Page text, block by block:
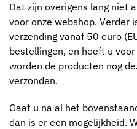
Dat zijn overigens lang niet
voor onze webshop. Verder
verzending vanaf 50 euro
bestellingen, en heeft u
worden de producten nog
verzonden.
Gaat u na al het
dan is er een mogelijkheid.